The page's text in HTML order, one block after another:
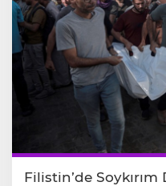
Filistin’de